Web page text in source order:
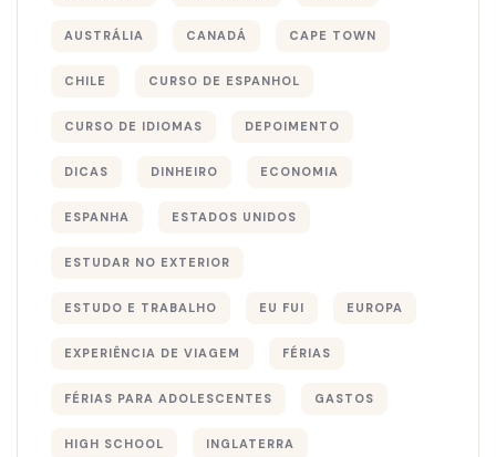
AUSTRÁLIA CANADÁ CAPE TOWN
CHILE CURSO DE ESPANHOL
CURSO DE IDIOMAS DEPOIMENTO
DICAS DINHEIRO ECONOMIA
ESPANHA ESTADOS UNIDOS
ESTUDAR NO EXTERIOR
ESTUDO E TRABALHO EU FUI EUROPA
EXPERIÊNCIA DE VIAGEM FÉRIAS
FÉRIAS PARA ADOLESCENTES GASTOS
HIGH SCHOOL INGLATERRA